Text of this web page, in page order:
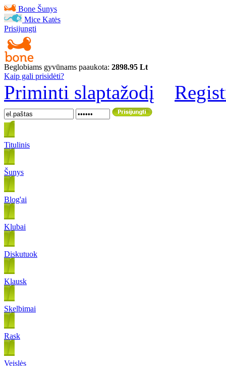
Bone Šunys
Mice Katės
Prisijungti
Beglobiams gyvūnams paaukota: 2898.95 Lt
Kaip gali prisidėti?
Priminti slaptažodį
Titulinis
Šunys
Blog'ai
Klubai
Diskutuok
Klausk
Skelbimai
Rask
Veislės